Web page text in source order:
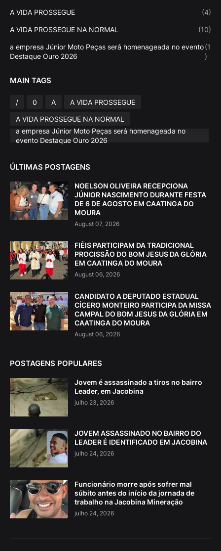
A VIDA PROSSEGUE (4)
A VIDA PROSSEGUE NA NORMAL (10)
a empresa Júnior Moto Peças será homenageada no evento
Destaque Ouro 2026
(1
)
MAIN TAGS
/ 0 A
A VIDA PROSSEGUE
A VIDA PROSSEGUE NA NORMAL
a empresa Júnior Moto Peças será homenageada no
evento Destaque Ouro 2026
ÚLTIMAS POSTAGENS
NOELSON OLIVEIRA RECEPCIONA
JÚNIOR NASCIMENTO DURANTE FESTA
DE 6 DE AGOSTO EM CAATINGA DO
MOURA
August 07, 2026
FIÉIS PARTICIPAM DA TRADICIONAL
PROCISSÃO DO BOM JESUS DA GLÓRIA
EM CAATINGA DO MOURA
August 06, 2026
CANDIDATO A DEPUTADO ESTADUAL
CÍCERO MONTEIRO PARTICIPA DA MISSA
CAMPAL DO BOM JESUS DA GLÓRIA EM
CAATINGA DO MOURA
August 06, 2026
POSTAGENS POPULARES
Jovem é assassinado a tiros no bairro
Leader, em Jacobina
julho 23, 2026
JOVEM ASSASSINADO NO BAIRRO DO
LEADER É IDENTIFICADO EM JACOBINA
julho 24, 2026
Funcionário morre após sofrer mal
súbito antes do início da jornada de
trabalho na Jacobina Mineração
julho 24, 2026